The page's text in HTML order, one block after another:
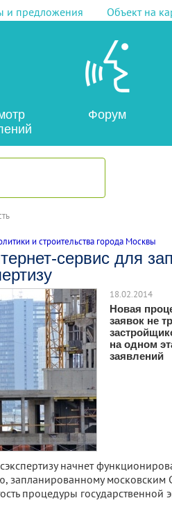
и предложения Объект на
Форум
и строительства города Москвы
сервис для
18.02.2014
Новая
заявок не
на одном
заявлений
начнет
запланированному московским
процедуры государственной